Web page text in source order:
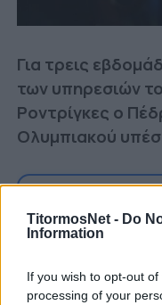
TitormosNet - Do
Information
If you wish to opt-out
processing of your
Για τρεις
των υπηρεσιών
Ροντρίγκες ο
Ολυμπιακού
Δείτε
Add